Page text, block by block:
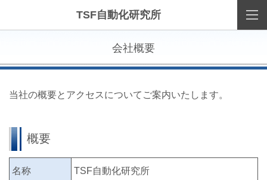
TSF自動化研究所
会社概要
当社の概要とアクセスについてご案内いたします。
概要
名称 TSF自動化研究所